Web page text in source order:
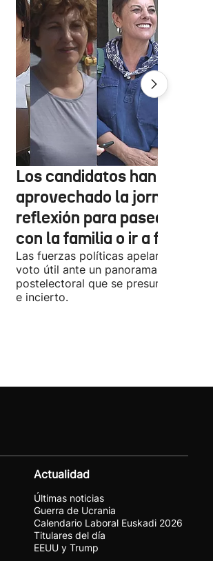
Los candidatos han
aprovechado la jornada de
reflexión para pasear,
con la familia o ir a fiestas
Las fuerzas políticas apelaron ayer al
voto útil ante un panorama
postelectoral que se presume
e incierto.
Actualidad
Últimas noticias
Guerra de Ucrania
Calendario Laboral Euskadi 2026
Titulares del día
EEUU y Trump